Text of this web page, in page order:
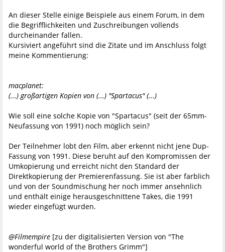
An dieser Stelle einige Beispiele aus einem Forum, in dem
die Begrifflichkeiten und Zuschreibungen vollends
durcheinander fallen.
Kursiviert angeführt sind die Zitate und im Anschluss folgt
meine Kommentierung:
macplanet:
(...) großartigen Kopien von (...) "Spartacus" (...)
Wie soll eine solche Kopie von "Spartacus" (seit der 65mm-
Neufassung von 1991) noch möglich sein?
Der Teilnehmer lobt den Film, aber erkennt nicht jene Dup-
Fassung von 1991. Diese beruht auf den Kompromissen der
Umkopierung und erreicht nicht den Standard der
Direktkopierung der Premierenfassung. Sie ist aber farblich
und von der Soundmischung her noch immer ansehnlich
und enthält einige herausgeschnittene Takes, die 1991
wieder eingefügt wurden.
@Filmempire [zu der digitalisierten Version von "The
wonderful world of the Brothers Grimm"]